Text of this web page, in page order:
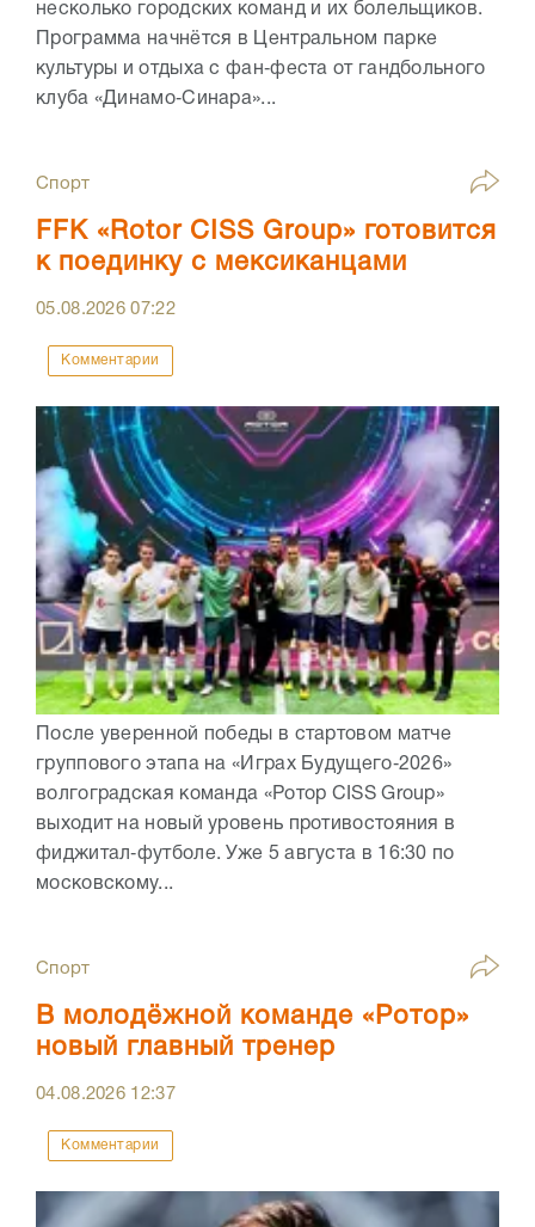
несколько городских команд и их болельщиков.
Программа начнётся в Центральном парке
культуры и отдыха с фан‑феста от гандбольного
клуба «Динамо‑Синара»...
Спорт
FFK «Rotor CISS Group» готовится
к поединку с мексиканцами
05.08.202607:22
Комментарии
После уверенной победы в стартовом матче
группового этапа на «Играх Будущего‑2026»
волгоградская команда «Ротор CISS Group»
выходит на новый уровень противостояния в
фиджитал‑футболе. Уже 5 августа в 16:30 по
московскому...
Спорт
В молодёжной команде «Ротор»
новый главный тренер
04.08.2026 12:37
Комментарии